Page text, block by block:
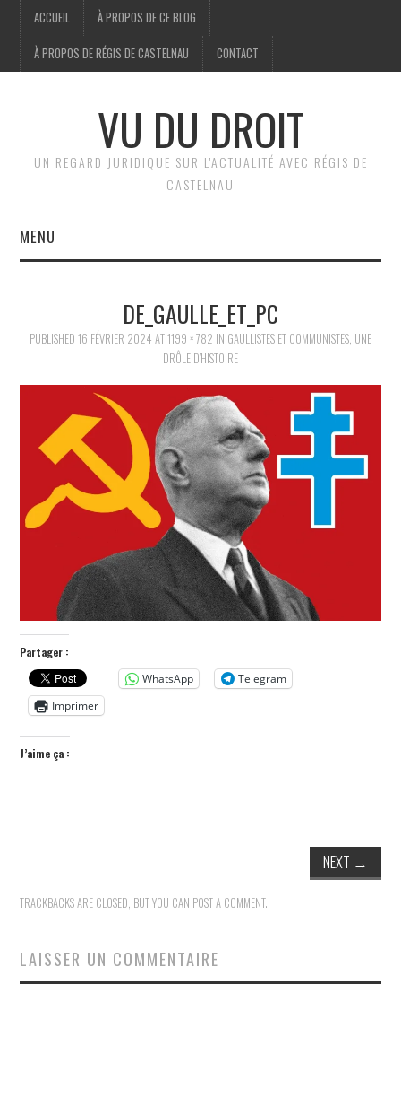
ACCUEIL À PROPOS DE CE BLOG
À PROPOS DE RÉGIS DE CASTELNAU CONTACT
VU DU DROIT
UN REGARD JURIDIQUE SUR L'ACTUALITÉ AVEC RÉGIS DE
CASTELNAU
MENU
POLITIQUE
HISTOIRE
CULTURE
DE_GAULLE_ET_PC
PUBLISHED 16 FÉVRIER 2024 AT1199 × 782 IN GAULLISTES ET COMMUNISTES, UNE
DRÔLE D’HISTOIRE
Partager :
WhatsApp
Telegram
Imprimer
J’aime ça :
NEXT →
TRACKBACKS ARE CLOSED, BUT YOU CAN POST A COMMENT.
LAISSER UN COMMENTAIRE